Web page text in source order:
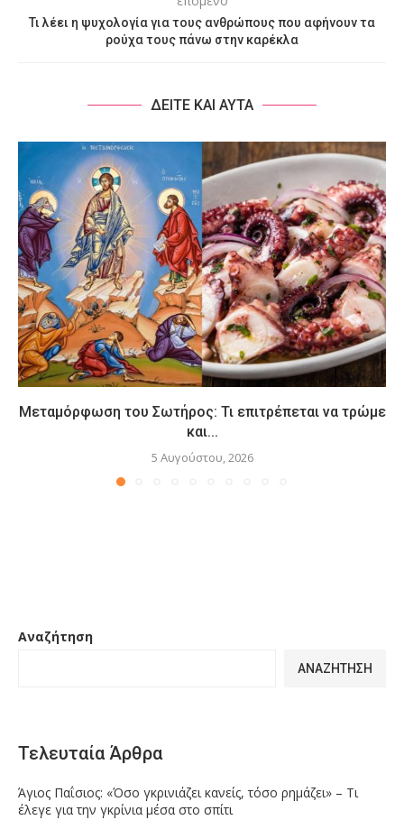
Τι λέει η ψυχολογία για τους ανθρώπους που αφήνουν τα
ρούχα τους πάνω στην καρέκλα
ΔΕΙΤΕ ΚΑΙ ΑΥΤΑ
Μεταμόρφωση του Σωτήρος: Τι επιτρέπεται να τρώμε
και...
5 Αυγούστου, 2026
Αναζήτηση
ΑΝΑΖΉΤΗΣΗ
Τελευταία Άρθρα
Άγιος Παΐσιος: «Όσο γκρινιάζει κανείς, τόσο ρημάζει» – Τι
έλεγε για την γκρίνια μέσα στο σπίτι